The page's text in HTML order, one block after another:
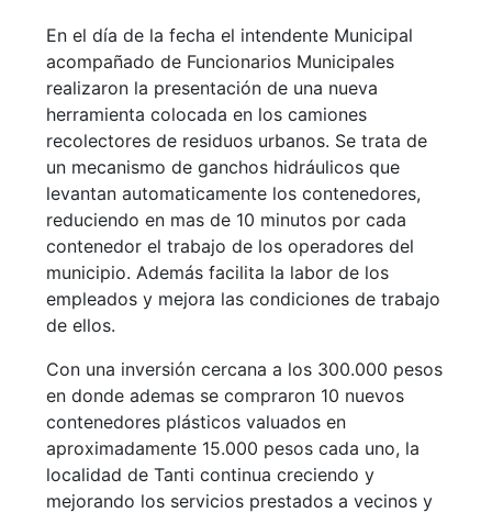
En el día de la fecha el intendente Municipal
acompañado de Funcionarios Municipales
realizaron la presentación de una nueva
herramienta colocada en los camiones
recolectores de residuos urbanos. Se trata de
un mecanismo de ganchos hidráulicos que
levantan automaticamente los contenedores,
reduciendo en mas de 10 minutos por cada
contenedor el trabajo de los operadores del
municipio. Además facilita la labor de los
empleados y mejora las condiciones de trabajo
de ellos.
Con una inversión cercana a los 300.000 pesos
en donde ademas se compraron 10 nuevos
contenedores plásticos valuados en
aproximadamente 15.000 pesos cada uno, la
localidad de Tanti continua creciendo y
mejorando los servicios prestados a vecinos y